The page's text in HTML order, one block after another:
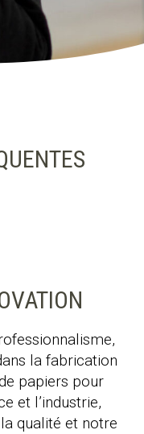
la fabrication
papiers pour
et l’industrie,
qualité et notre